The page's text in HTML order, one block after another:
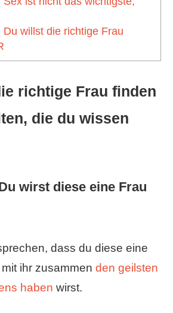
Du willst die richtige Frau
richtige Frau finden
die du wissen
wirst diese eine Frau
dass du diese eine
ihr zusammen den geilsten
haben wirst.